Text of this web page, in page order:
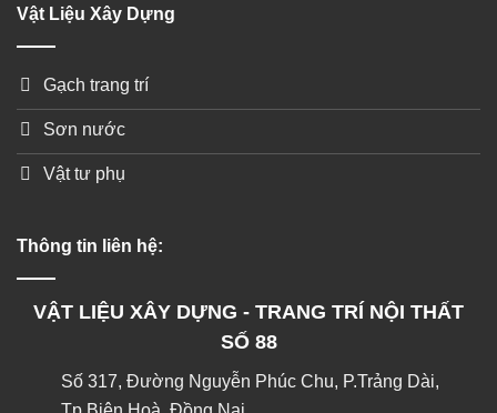
Vật Liệu Xây Dựng
Gạch trang trí
Sơn nước
Vật tư phụ
Thông tin liên hệ:
VẬT LIỆU XÂY DỰNG - TRANG TRÍ NỘI THẤT
SỐ 88
Số 317, Đường Nguyễn Phúc Chu, P.Trảng Dài,